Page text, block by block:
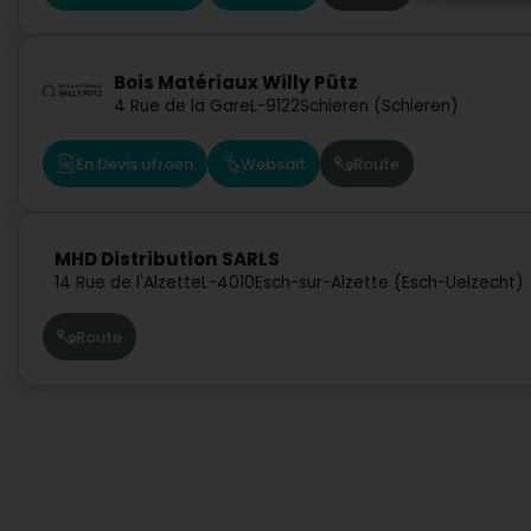
Bois Matériaux Willy Pütz
4 Rue de la GareL-9122Schieren (Schieren)
En Devis ufroen Websäit Route
MHD Distribution SARLS
14 Rue de l'AlzetteL-4010Esch-sur-Alzette (Esch-Uelzecht)
Route